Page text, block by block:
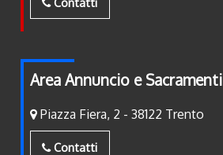
Area Annuncio e Sacramenti
Piazza Fiera, 2 - 38122 Trento
Contatti